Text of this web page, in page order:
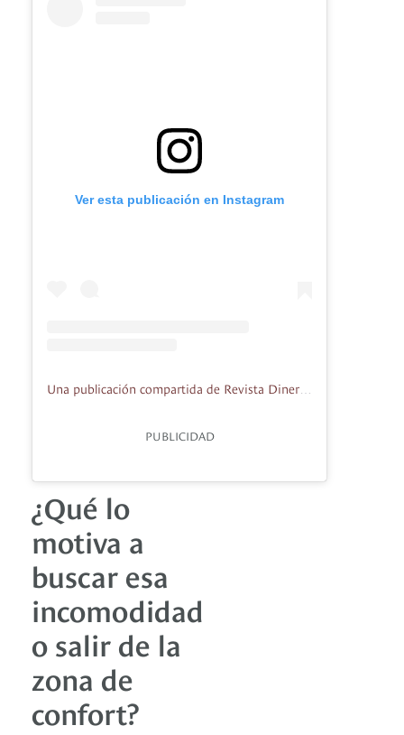
Ver esta publicación en Instagram
PUBLICIDAD
¿Qué lo
motiva a
buscar esa
incomodidad
o salir de la
zona de
confort?